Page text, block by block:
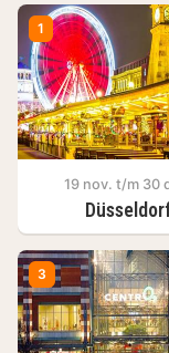
1
19 nov. t/m 30
3